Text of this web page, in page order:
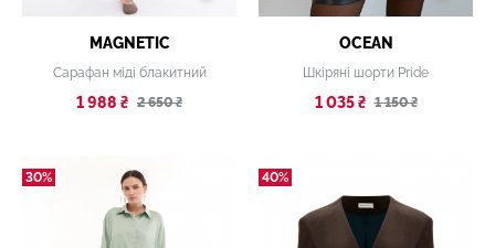
MAGNETIC
Сарафан міді блакитний
1 988 ₴ 2 650 ₴
OCEAN
Шкіряні шорти Pride
1 035 ₴ 1 150 ₴
30% 40%